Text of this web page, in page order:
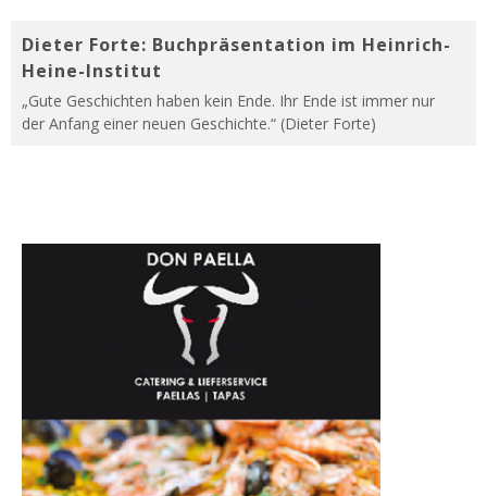
Dieter Forte: Buchpräsentation im Heinrich-
Heine-Institut
„Gute Geschichten haben kein Ende. Ihr Ende ist immer nur
der Anfang einer neuen Geschichte.“ (Dieter Forte)